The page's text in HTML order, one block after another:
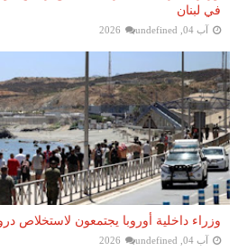
في لبنان
آب 04, 2026 undefined
وزراء داخلية أوروبا يجتمعون لاستخلاص
آب 04, 2026 undefined